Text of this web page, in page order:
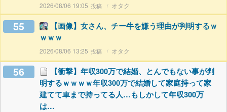
2026/08/06 19:05 オタク
55
【画像】女さん、チー牛を嫌う理由が判明するｗ
ｗｗｗ
2026/08/06 13:25 オタク
56
【衝撃】年収300万で結婚、とんでもない事が判
明するｗｗｗｗ年収300万で結婚して家庭持って家
建てて車まで持ってる人…もしかして年収300万
は…